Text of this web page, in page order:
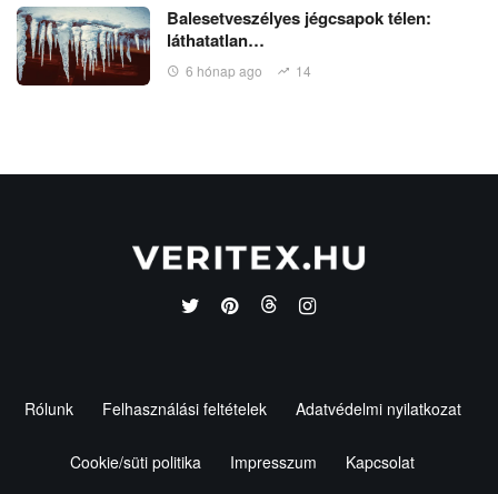
Balesetveszélyes jégcsapok télen:
láthatatlan…
6 hónap ago 14
Rólunk Felhasználási feltételek Adatvédelmi nyilatkozat
Cookie/süti politika Impresszum Kapcsolat